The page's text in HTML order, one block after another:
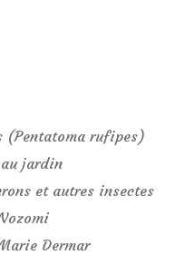
(Pentatoma rufipes)
jardin
et autres insectes
Dermar